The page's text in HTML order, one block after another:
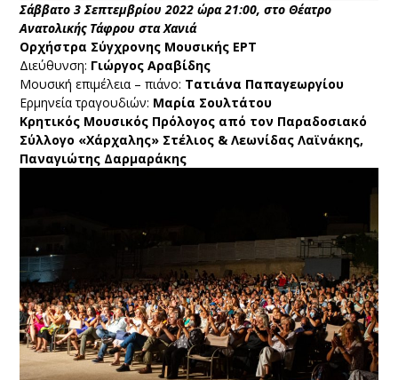
Σάββατο 3 Σεπτεμβρίου 2022 ώρα 21:00, στο Θέατρο
Ανατολικής Τάφρου στα Χανιά
Ορχήστρα Σύγχρονης Μουσικής ΕΡΤ
Διεύθυνση: Γιώργος Αραβίδης
Μουσική επιμέλεια – πιάνο: Τατιάνα Παπαγεωργίου
Ερμηνεία τραγουδιών: Μαρία Σουλτάτου
Κρητικός Μουσικός Πρόλογος από τον Παραδοσιακό
Σύλλογο «Χάρχαλης» Στέλιος & Λεωνίδας Λαϊνάκης,
Παναγιώτης Δαρμαράκης